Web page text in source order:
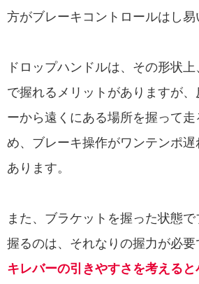
方がブレーキコントロールはし易
ドロップハンドルは、その形状
で握れるメリットがありますが
ーから遠くにある場所を握って
め、ブレーキ操作がワンテンポ
あります。
また、ブラケットを握った状態
握るのは、それなりの握力が必要
キレバーの引きやすさを考える